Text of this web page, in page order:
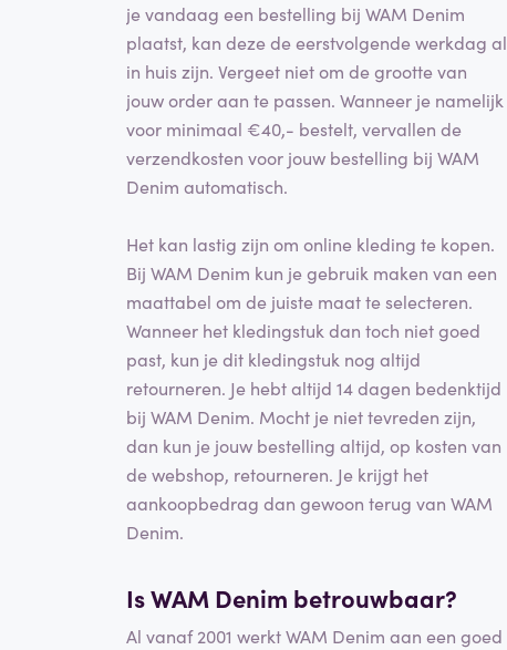
je vandaag een bestelling bij WAM Denim
plaatst, kan deze de eerstvolgende werkdag al
in huis zijn. Vergeet niet om de grootte van
jouw order aan te passen. Wanneer je namelijk
voor minimaal €40,- bestelt, vervallen de
verzendkosten voor jouw bestelling bij WAM
Denim automatisch.
Het kan lastig zijn om online kleding te kopen.
Bij WAM Denim kun je gebruik maken van een
maattabel om de juiste maat te selecteren.
Wanneer het kledingstuk dan toch niet goed
past, kun je dit kledingstuk nog altijd
retourneren. Je hebt altijd 14 dagen bedenktijd
bij WAM Denim. Mocht je niet tevreden zijn,
dan kun je jouw bestelling altijd, op kosten van
de webshop, retourneren. Je krijgt het
aankoopbedrag dan gewoon terug van WAM
Denim.
Is WAM Denim betrouwbaar?
Al vanaf 2001 werkt WAM Denim aan een goed